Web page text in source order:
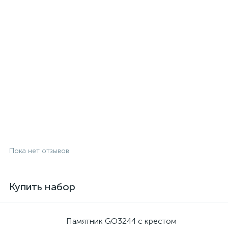
Пока нет отзывов
Купить набор
Памятник GO3244 с крестом